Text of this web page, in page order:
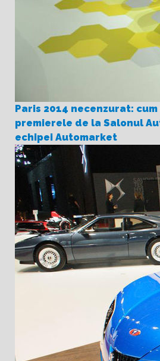
Paris 2014 necenzurat:
premierele de la Salonul
echipei Automarket